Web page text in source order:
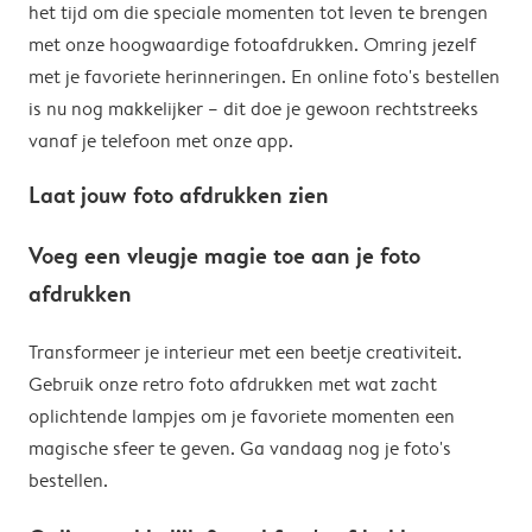
het tijd om die speciale momenten tot leven te brengen
met onze hoogwaardige fotoafdrukken. Omring jezelf
met je favoriete herinneringen. En online foto's bestellen
is nu nog makkelijker – dit doe je gewoon rechtstreeks
vanaf je telefoon met onze app.
Laat jouw foto afdrukken zien
Voeg een vleugje magie toe aan je foto
afdrukken
Transformeer je interieur met een beetje creativiteit.
Gebruik onze retro foto afdrukken met wat zacht
oplichtende lampjes om je favoriete momenten een
magische sfeer te geven. Ga vandaag nog je foto's
bestellen.